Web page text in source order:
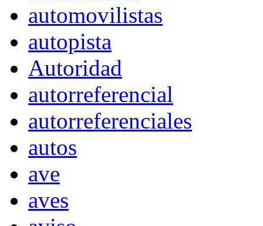
automovilistas
autopista
Autoridad
autorreferencial
autorreferenciales
autos
ave
aves